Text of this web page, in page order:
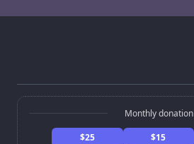
Monthly donation
$15
$25